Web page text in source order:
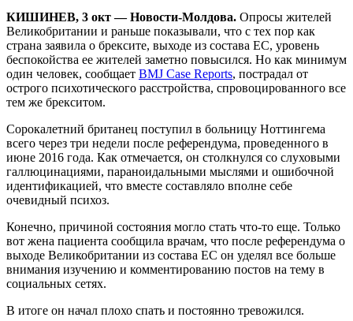
КИШИНЕВ, 3 окт — Новости-Молдова. Опросы жителей
Великобритании и раньше показывали, что с тех пор как
страна заявила о брексите, выходе из состава ЕС, уровень
беспокойства ее жителей заметно повысился. Но как минимум
один человек, сообщает BMJ Case Reports, пострадал от
острого психотического расстройства, спровоцированного все
тем же брекситом.
Сорокалетний британец поступил в больницу Ноттингема
всего через три недели после референдума, проведенного в
июне 2016 года. Как отмечается, он столкнулся со слуховыми
галлюцинациями, параноидальными мыслями и ошибочной
идентификацией, что вместе составляло вполне себе
очевидный психоз.
Конечно, причиной состояния могло стать что-то еще. Только
вот жена пациента сообщила врачам, что после референдума о
выходе Великобритании из состава ЕС он уделял все больше
внимания изучению и комментированию постов на тему в
социальных сетях.
В итоге он начал плохо спать и постоянно тревожился.